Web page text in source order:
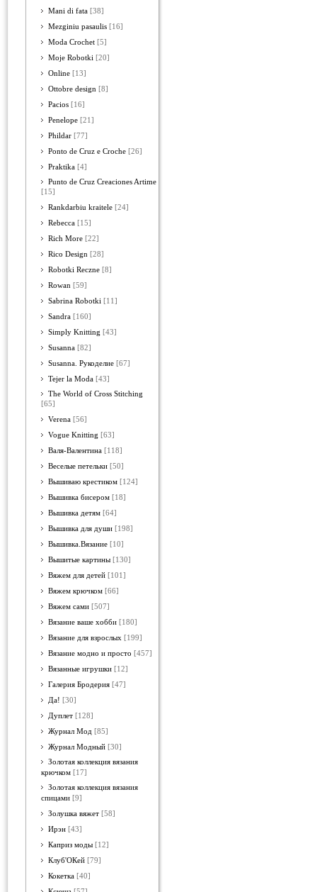
Mani di fata [38]
Mezginiu pasaulis [16]
Moda Crochet [5]
Moje Robotki [20]
Online [13]
Ottobre design [8]
Pacios [16]
Penelope [21]
Phildar [77]
Ponto de Cruz e Croche [26]
Praktika [4]
Punto de Cruz Creaciones Artime
[15]
Rankdarbiu kraitele [24]
Rebecca [15]
Rich More [22]
Rico Design [28]
Robotki Reczne [8]
Rowan [59]
Sabrina Robotki [11]
Sandra [160]
Simply Knitting [43]
Susanna [82]
Susanna. Рукоделие [67]
Tejer la Moda [43]
The World of Cross Stitching
[65]
Verena [56]
Vogue Knitting [63]
Валя-Валентина [118]
Веселые петельки [50]
Вышиваю крестиком [124]
Вышивка бисером [18]
Вышивка детям [64]
Вышивка для души [198]
Вышивка.Вязание [10]
Вышитые картины [130]
Вяжем для детей [101]
Вяжем крючком [66]
Вяжем сами [507]
Вязание ваше хобби [180]
Вязание для взрослых [199]
Вязание модно и просто [457]
Вязанные игрушки [12]
Галерия Бродерия [47]
Да! [30]
Дуплет [128]
Журнал Мод [85]
Журнал Модный [30]
Золотая коллекция вязания
крючком [17]
Золотая коллекция вязания
спицами [9]
Золушка вяжет [58]
Ирэн [43]
Каприз моды [12]
Клуб'ОКей [79]
Кокетка [40]